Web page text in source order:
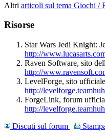
Altri articoli sul tema Giochi /
Risorse
Star Wars Jedi Knight:
http://
Raven Software, sito
http://
LevelForge, sito
http://
ForgeLink, forum
http://
Discuti sul forum